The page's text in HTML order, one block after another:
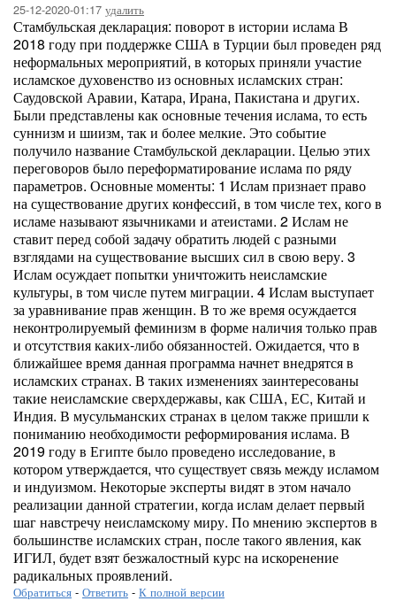
25-12-2020-01:17 удалить
Стамбульская декларация: поворот в истории ислама В
2018 году при поддержке США в Турции был проведен ряд
неформальных мероприятий, в которых приняли участие
исламское духовенство из основных исламских стран:
Саудовской Аравии, Катара, Ирана, Пакистана и других.
Были представлены как основные течения ислама, то есть
суннизм и шиизм, так и более мелкие. Это событие
получило название Стамбульской декларации. Целью этих
переговоров было переформатирование ислама по ряду
параметров. Основные моменты: 1 Ислам признает право
на существование других конфессий, в том числе тех, кого в
исламе называют язычниками и атеистами. 2 Ислам не
ставит перед собой задачу обратить людей с разными
взглядами на существование высших сил в свою веру. 3
Ислам осуждает попытки уничтожить неисламские
культуры, в том числе путем миграции. 4 Ислам выступает
за уравнивание прав женщин. В то же время осуждается
неконтролируемый феминизм в форме наличия только прав
и отсутствия каких-либо обязанностей. Ожидается, что в
ближайшее время данная программа начнет внедрятся в
исламских странах. В таких изменениях заинтересованы
такие неисламские сверхдержавы, как США, ЕС, Китай и
Индия. В мусульманских странах в целом также пришли к
пониманию необходимости реформирования ислама. В
2019 году в Египте было проведено исследование, в
котором утверждается, что существует связь между исламом
и индуизмом. Некоторые эксперты видят в этом начало
реализации данной стратегии, когда ислам делает первый
шаг навстречу неисламскому миру. По мнению экспертов в
большинстве исламских стран, после такого явления, как
ИГИЛ, будет взят безжалостный курс на искоренение
радикальных проявлений.
Обратиться - Ответить - К полной версии